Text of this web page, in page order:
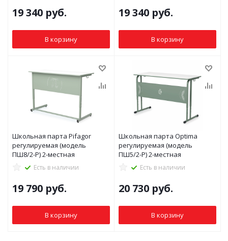
19 340 руб.
В корзину
19 340 руб.
В корзину
Школьная парта Pifagor
регулируемая (модель
ПШ8/2-Р) 2-местная
Есть в наличии
19 790 руб.
В корзину
Школьная парта Optima
регулируемая (модель
ПШ5/2-P) 2-местная
Есть в наличии
20 730 руб.
В корзину